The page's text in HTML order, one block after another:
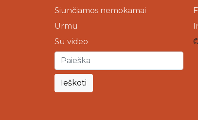
Siunčiamos nemokamai
Urmu
Su video
Ieškoti